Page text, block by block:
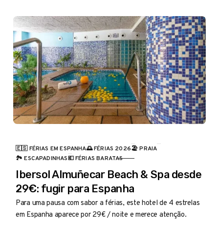
CATEGORIA
🇪🇸 FÉRIAS EM ESPANHA🌅 FÉRIAS 2026🏖️ PRAIA
🏞️ ESCAPADINHAS💶 FÉRIAS BARATAS
Ibersol Almuñecar Beach & Spa desde
29€: fugir para Espanha
Para uma pausa com sabor a férias, este hotel de 4 estrelas
em Espanha aparece por 29€ / noite e merece atenção.